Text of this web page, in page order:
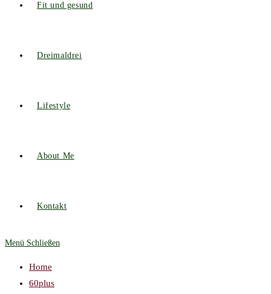
Fit und gesund
Dreimaldrei
Lifestyle
About Me
Kontakt
Menü Schließen
Home
60plus